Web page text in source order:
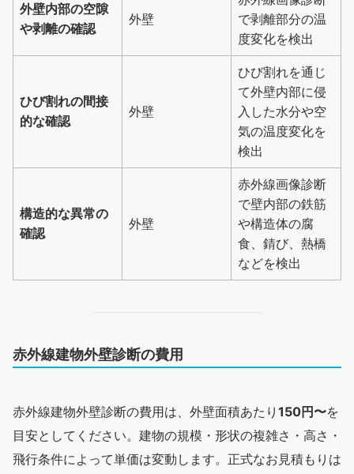
外壁内部の空隙
や剥離の確認
外壁
で剥離部分の温
度変化を検出
ひび割れの間接
的な確認
外壁
ひび割れを通じ
て外壁内部に侵
入した水分や空
気の温度変化を
検出
構造的な異常の
確認
外壁
赤外線画像診断
で壁内部の鉄筋
や構造体の腐
食、錆び、熱橋
などを検出
赤外線建物外壁診断の費用
赤外線建物外壁診断の費用は、外壁面積あたり 150円〜を
目安としてください。建物の規模・形状の複雑さ・高さ・
飛行条件によって単価は変動します。正式なお見積もりは